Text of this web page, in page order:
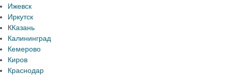
Ижевск
Иркутск
ККазань
Калининград
Кемерово
Киров
Краснодар